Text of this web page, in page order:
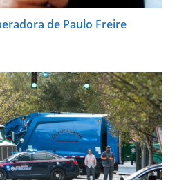
de Paulo Freire